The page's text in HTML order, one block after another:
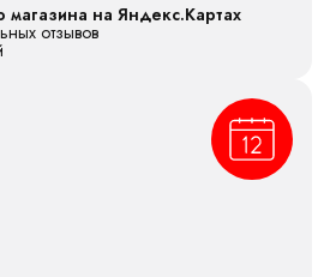
магазина на Яндекс.Картах
отзывов